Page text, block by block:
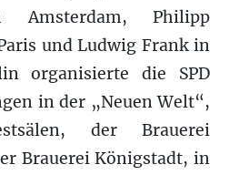
Amsterdam, Philipp
und Ludwig Frank in
organisierte die SPD
in der „Neuen Welt“,
der Brauerei
Brauerei Königstadt, in